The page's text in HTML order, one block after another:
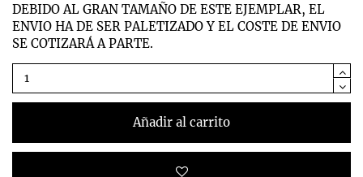
DEBIDO AL GRAN TAMAÑO DE ESTE EJEMPLAR, EL
ENVIO HA DE SER PALETIZADO Y EL COSTE DE ENVIO
SE COTIZARÁ A PARTE.
Añadir al carrito